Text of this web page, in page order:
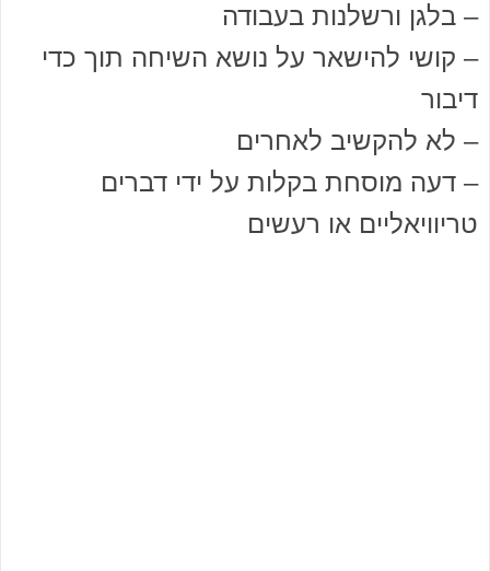
– בלגן ורשלנות בעבודה
– קושי להישאר על נושא השיחה תוך כדי
דיבור
– לא להקשיב לאחרים
– דעה מוסחת בקלות על ידי דברים
טריוויאליים או רעשים